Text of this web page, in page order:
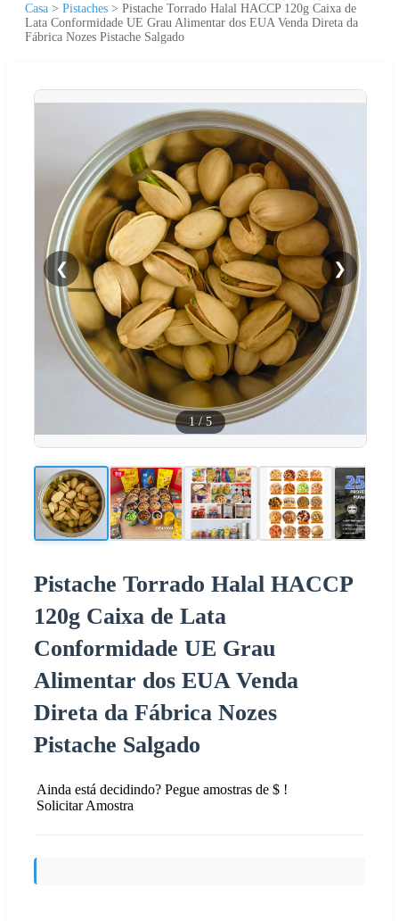
Casa > Pistaches > Pistache Torrado Halal HACCP 120g Caixa de
Lata Conformidade UE Grau Alimentar dos EUA Venda Direta da
Fábrica Nozes Pistache Salgado
❮ ❯
1/5
Pistache Torrado Halal HACCP
120g Caixa de Lata
Conformidade UE Grau
Alimentar dos EUA Venda
Direta da Fábrica Nozes
Pistache Salgado
Ainda está decidindo? Pegue amostras de $ !
Solicitar Amostra